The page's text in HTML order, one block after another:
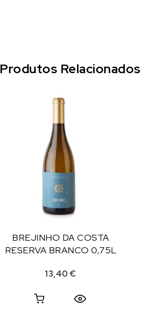
Produtos Relacionados
BREJINHO DA COSTA
RESERVA BRANCO 0,75L
13,40€